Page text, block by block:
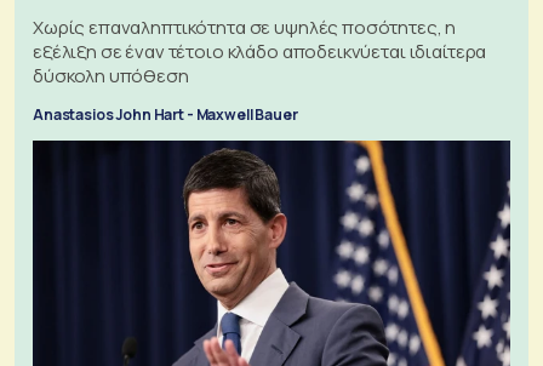
Χωρίς επαναληπτικότητα σε υψηλές ποσότητες, η
εξέλιξη σε έναν τέτοιο κλάδο αποδεικνύεται ιδιαίτερα
δύσκολη υπόθεση
Anastasios John Hart - Maxwell Bauer